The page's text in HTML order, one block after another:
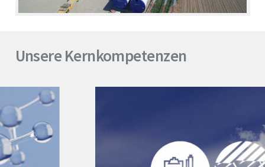
Windenergie
Photovoltaik
Batteriespeicher
Wasserstoff
Unsere Kernkompetenzen